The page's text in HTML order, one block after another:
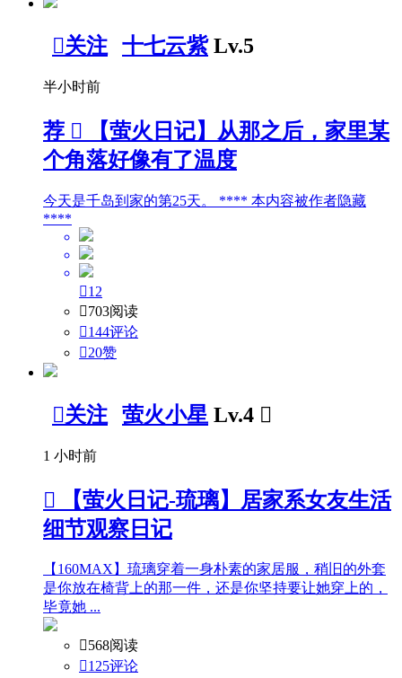
关注 十七云紫 Lv.5
半小时前
荐  【萤火日记】从那之后，家里某
个角落好像有了温度
今天是千岛到家的第25天。 **** 本内容被作者隐藏
****
12
703阅读
144评论
20赞
关注 萤火小星 Lv.4 
1 小时前
 【萤火日记-琉璃】居家系女友生活
细节观察日记
【160MAX】琉璃穿着一身朴素的家居服，稍旧的外套
是你放在椅背上的那一件，还是你坚持要让她穿上的，
毕竟她 ...
568阅读
125评论